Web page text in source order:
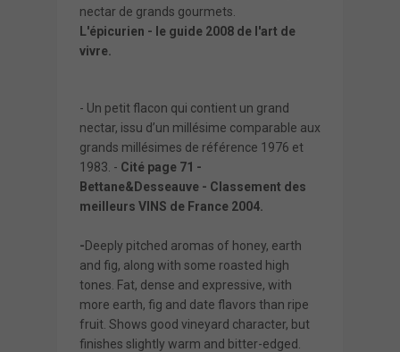
nectar de grands gourmets.
L'épicurien - le guide 2008 de l'art de
vivre.
- Un petit flacon qui contient un grand
nectar, issu d’un millésime comparable aux
grands millésimes de référence 1976 et
1983. - Cité page 71 -
Bettane&Desseauve - Classement des
meilleurs VINS de France 2004.
-Deeply pitched aromas of honey, earth
and fig, along with some roasted high
tones. Fat, dense and expressive, with
more earth, fig and date flavors than ripe
fruit. Shows good vineyard character, but
finishes slightly warm and bitter-edged.